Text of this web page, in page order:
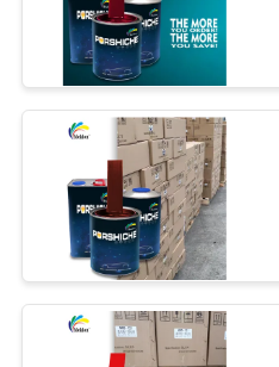
আবেদন
সাইট
গোপনীয়তা
কার পার্ল পেইন্ট